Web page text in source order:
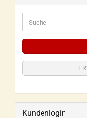
Kundenlogin